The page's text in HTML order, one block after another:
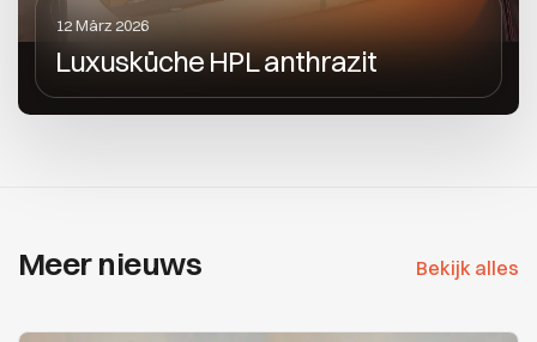
12 März 2026
Luxusküche HPL anthrazit
Meer nieuws Bekijk alles